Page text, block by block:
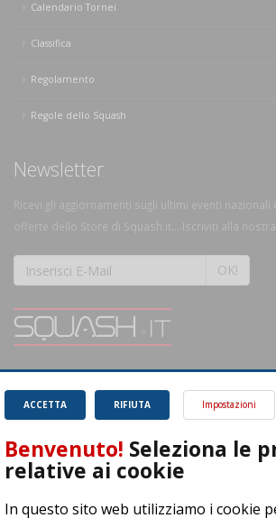
Calendario Tornei
Classifica
Regolamento
Regole dello Squash
Newsletter
Ricevi gli aggiornamenti sugli ultimi eventi nazionali
offerte dello Store di Squash.it... Iscriviti alla
OK!
magnifico sport.
Leggi
RIFIUTA
ACCETTA Impostazioni
Benvenuto! Seleziona le
relative ai cookie
In questo sito web utilizziamo i cookie
ASD Let's Sport - Via T. Olivelli 3, 25014